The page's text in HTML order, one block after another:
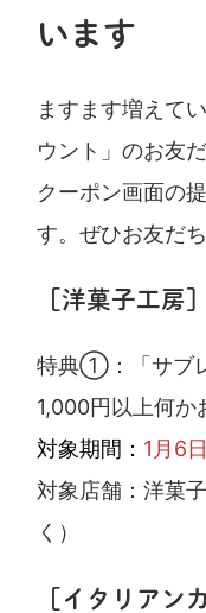
います
ますます増えて
ウント」のお友だ
クーポン画面の
す。ぜひお友だ
［洋菓子工房］
特典①：「サブ
1,000円以上何か
対象期間： 1月6日
対象店舗：洋菓
く）
［イタリアン